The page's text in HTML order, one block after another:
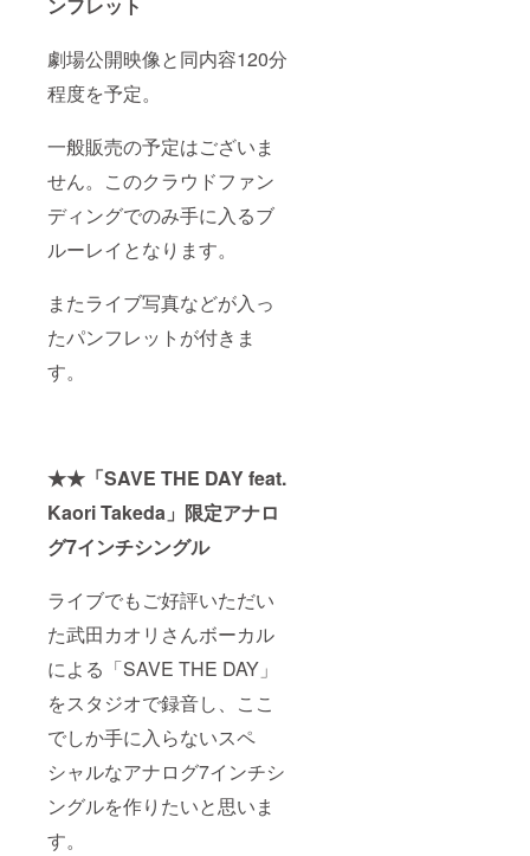
ンフレット
劇場公開映像と同内容120分
程度を予定。
一般販売の予定はございま
せん。このクラウドファン
ディングでのみ手に入るブ
ルーレイとなります。
またライブ写真などが入っ
たパンフレットが付きま
す。
★★「SAVE THE DAY feat.
Kaori Takeda」限定アナロ
グ7インチシングル
ライブでもご好評いただい
た武田カオリさんボーカル
による「SAVE THE DAY」
をスタジオで録音し、ここ
でしか手に入らないスペ
シャルなアナログ7インチシ
ングルを作りたいと思いま
す。